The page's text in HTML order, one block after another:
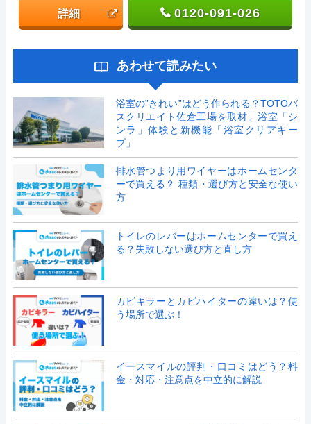
詳細 0120-091-026
あわせて読みたい
浴室の”きれい”はどう作られる？TOTOバ
スクリエイト佐倉工場を取材。浴室「シ
ンラ」体験と新機能「浴室クリアキー
プ」
排水管つまり用ワイヤーはホームセンタ
ーで買える？ 種類・選び方と安全な使い
方
トイレのレバーはホームセンターで買え
る？失敗しない選び方と直し方
カビキラーとカビハイターの違いは？使
う場所で選ぶ！
イースマイルの評判・口コミはどう？料
金・対応・注意点を中立的に解説